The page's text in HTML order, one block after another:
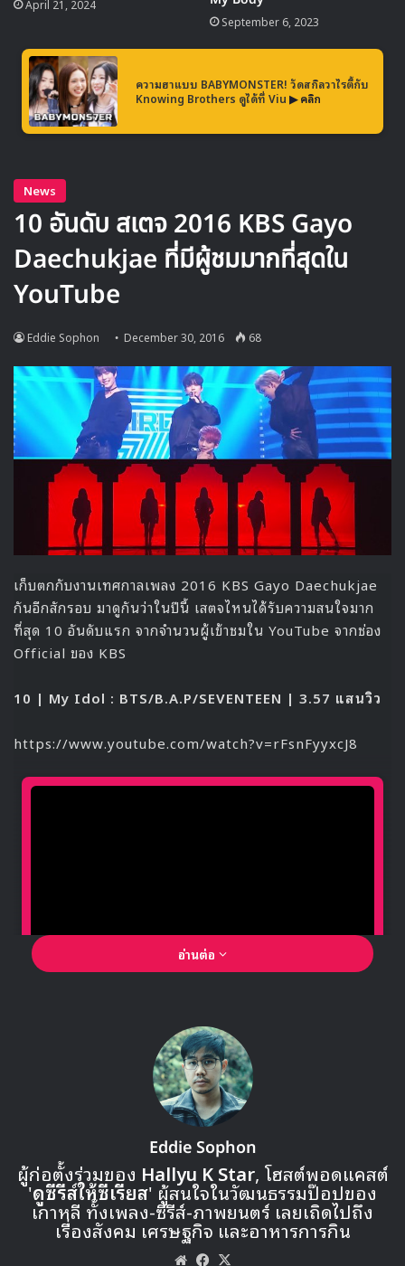
https://www.youtube.com/watch?v=j99PAzXhawo
จากการแสดงในสเตจนี้ของ ฮวาซา ทำให้เธอได้รับคำชม และ
ความคิดเห็นที่มองว่า การขึ้นแสดงในสเตจนี้เป็นการแจ้งเกิด
ของ ควีนฮวาซา อย่างเป็นทางการ
นอกจากนี้ยังมีความคิดเห็นที่ยกให้ ฮวาซา เป็นตัวแทนของไอ
ดอลสาวรุ่นใหม่ที่เต็มไปด้วยความมั่นใจ เสน่ห์ และความ
สามารถ ซึ่งเธอมีพร้อมทั้งการร้อง การแรป และการเต้น และ
ด้วยอายุของ ฮวาซา ที่เกิดในปี 1995 แต่สามารถเทียบรัศมีของ
รุ่นพี่อย่าง ออมจองฮวา ได้อย่างมั่นใจ ทำให้หลายคนคาดกันว่า
April 21, 2024
September 6, 2023
ความฮาแบบ BABYMONSTER! วัดสกิลวาไรตี้กับ
Knowing Brothers ดูได้ที่ Viu ▶ คลิก